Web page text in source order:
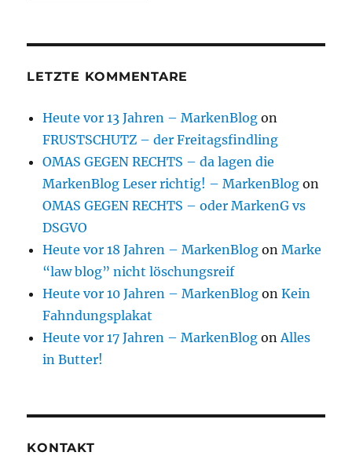
LETZTE KOMMENTARE
Heute vor 13 Jahren – MarkenBlog on
FRUSTSCHUTZ – der Freitagsfindling
OMAS GEGEN RECHTS – da lagen die
MarkenBlog Leser richtig! – MarkenBlog on
OMAS GEGEN RECHTS – oder MarkenG vs
DSGVO
Heute vor 18 Jahren – MarkenBlog onMarke
“law blog” nicht löschungsreif
Heute vor 10 Jahren – MarkenBlog onKein
Fahndungsplakat
Heute vor 17 Jahren – MarkenBlog onAlles
in Butter!
KONTAKT